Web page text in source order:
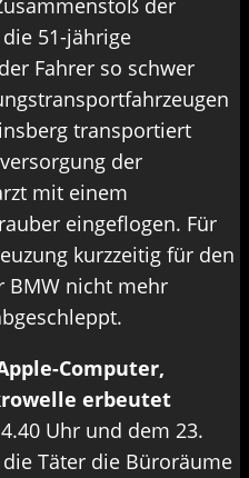
der
51-jährige
Fahrer so schwer
transportiert
der
mit einem
eingeflogen. Für
kurzzeitig für den
BMW nicht mehr
Computer,
erbeutet
Uhr und dem 23.
Täter die Büroräume